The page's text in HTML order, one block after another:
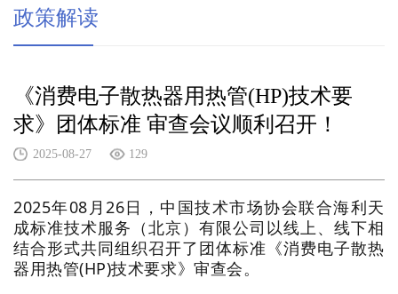
政策解读
《消费电子散热器用热管(HP)技术要
求》团体标准 审查会议顺利召开！
2025-08-27 129
2025年08月26日，中国技术市场协会联合海利天
成标准技术服务（北京）有限公司以线上、线下相
结合形式共同组织召开了团体标准《消费电子散热
器用热管(HP)技术要求》审查会。